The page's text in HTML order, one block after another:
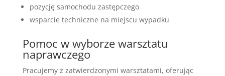
pozycję samochodu zastępczego
wsparcie techniczne na miejscu wypadku
Pomoc w wyborze warsztatu
naprawczego
Pracujemy z zatwierdzonymi warsztatami, oferując